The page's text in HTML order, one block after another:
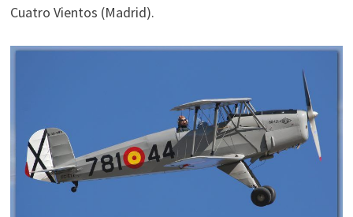
Cuatro Vientos (Madrid).